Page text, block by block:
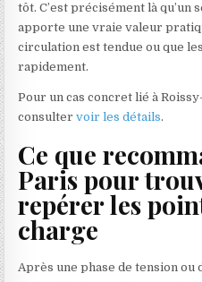
tôt. C’est précisément là
apporte une vraie valeur
circulation est tendue ou que
rapidement.
Pour un cas concret lié à
consultervoir les détails.
Ce que
Paris pour
repérer les
charge
Après une phase de tension